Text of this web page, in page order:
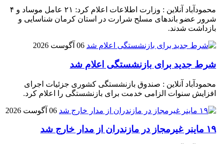
محمودآباد آنلاین : وزارت اطلاعات اعلام کرد: ۲۱ عامل موساد و ۴
شرور عضو باند‌های مسلح شرارت در استان کرمان شناسایی و
بازداشت شدند.
06 آگوست 2026
شرط جدید برای بازنشستگی اعلام شد
محمودآباد آنلاین : صندوق بازنشستگی کشوری جزئیات اجرای
افزایش سنوات الزامی خدمت برای بازنشستگی را اعلام کرد.
06 آگوست 2026
۱۹ ماینر غیرمجاز در مازندران از مدار خارج شد